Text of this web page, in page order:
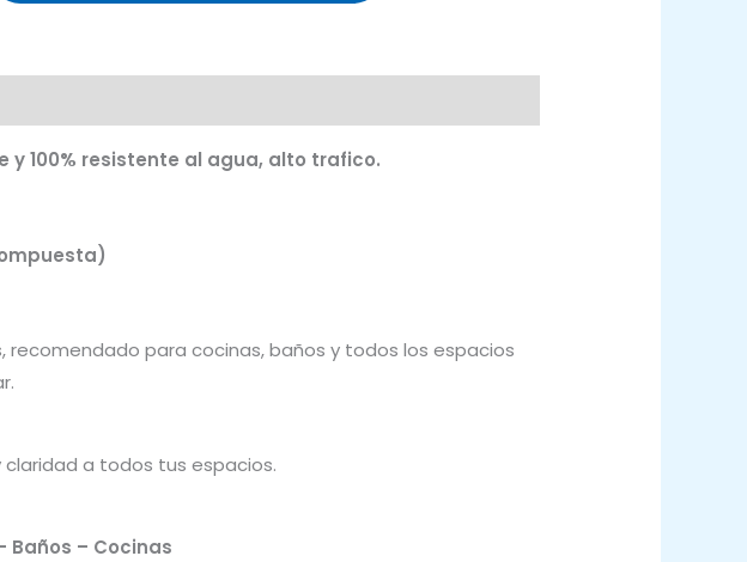
100% resistente al agua, alto trafico.
para cocinas, baños y todos los espacios
a todos tus espacios.
Baños – Cocinas